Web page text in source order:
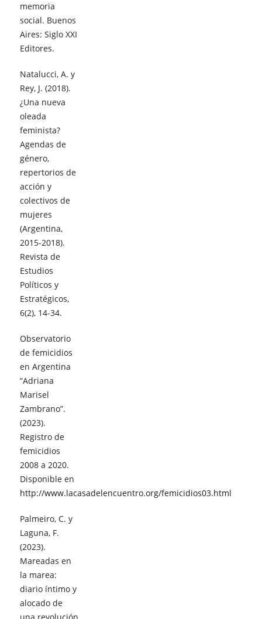
memoria
social. Buenos
Aires: Siglo XXI
Editores.
Natalucci, A. y
Rey, J. (2018).
¿Una nueva
oleada
feminista?
Agendas de
género,
repertorios de
acción y
colectivos de
mujeres
(Argentina,
2015-2018).
Revista de
Estudios
Políticos y
Estratégicos,
6(2), 14-34.
Observatorio
de femicidios
en Argentina
“Adriana
Marisel
Zambrano”.
(2023).
Registro de
femicidios
2008 a 2020.
Disponible en
http://www.lacasadelencuentro.org/femicidios03.html
Palmeiro, C. y
Laguna, F.
(2023).
Mareadas en
la marea:
diario íntimo y
alocado de